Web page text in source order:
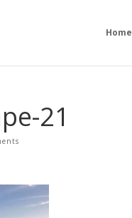
Home
21